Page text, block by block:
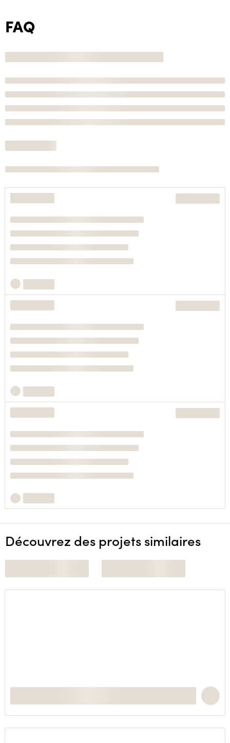
FAQ
Découvrez des projets similaires